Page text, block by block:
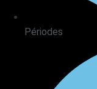
Périodes